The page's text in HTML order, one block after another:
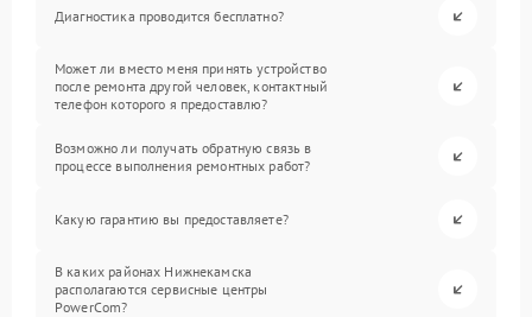
Диагностика проводится бесплатно?
Может ли вместо меня принять устройство
после ремонта другой человек, контактный
телефон которого я предоставлю?
Возможно ли получать обратную связь в
процессе выполнения ремонтных работ?
Какую гарантию вы предоставляете?
В каких районах Нижнекамска
располагаются сервисные центры
PowerCom?